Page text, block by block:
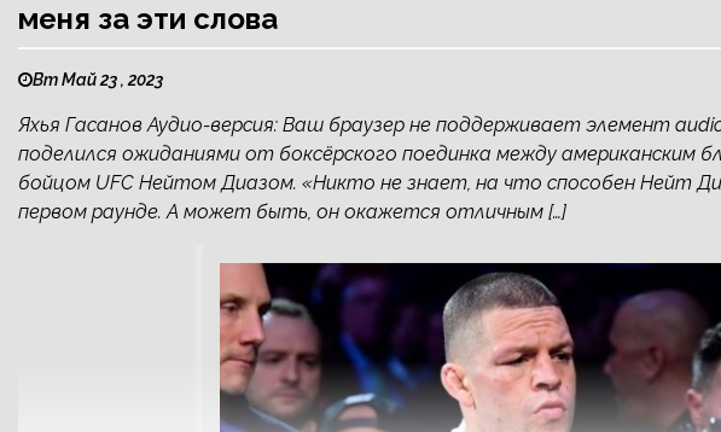
меня за эти слова
Вт Май 23 , 2023
Яхья Гасанов Аудио-версия: Ваш браузер не поддерживает элемент
поделился ожиданиями от боксёрского поединка между американским
бойцом UFC Нейтом Диазом. «Никто не знает, на что способен Нейт
первом раунде. А может быть, он окажется отличным […]